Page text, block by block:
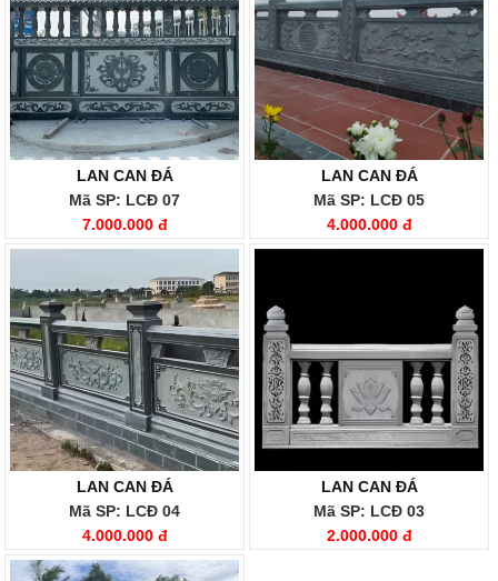
LAN CAN ĐÁ
Mã SP: LCĐ 07
7.000.000 đ
LAN CAN ĐÁ
Mã SP: LCĐ 05
4.000.000 đ
LAN CAN ĐÁ
Mã SP: LCĐ 04
4.000.000 đ
LAN CAN ĐÁ
Mã SP: LCĐ 03
2.000.000 đ